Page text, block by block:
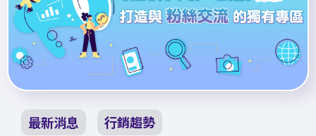
最新消息 行銷趨勢